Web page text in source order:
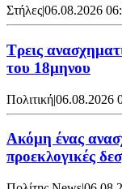
Στήλες|06.08.2026
Τρεις
του 18μηνου
Πολιτική|06.08.2026
Ακόμη ένας
προεκλογικές